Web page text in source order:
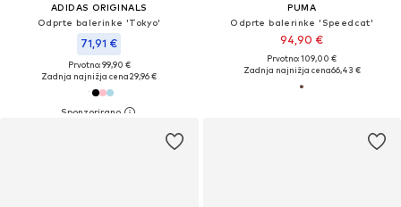
ADIDAS ORIGINALS
Odprte balerinke 'Tokyo'
71,91 €
Prvotno: 99,90 €
Zadnja najnižja cena29,96 €
PUMA
Odprte balerinke 'Speedcat'
94,90 €
Prvotno: 109,00 €
Zadnja najnižja cena66,43 €